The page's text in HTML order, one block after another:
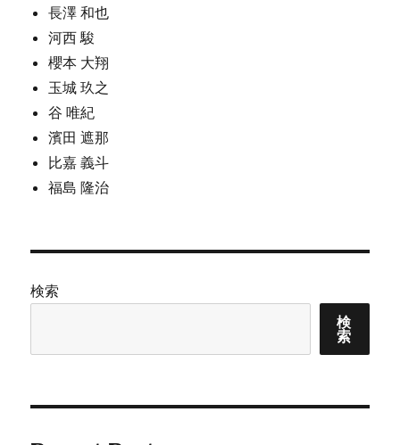
長澤 和也
河西 駿
櫻本 大翔
玉城 玖之
谷 唯紀
濱田 遮那
比嘉 義斗
福島 隆治
検索
検
索